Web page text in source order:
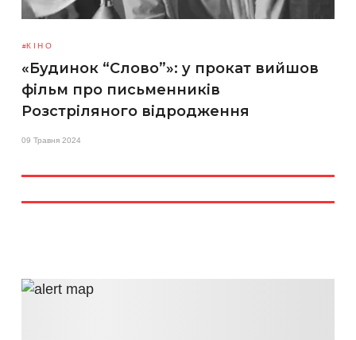
КІНО
«Будинок “Слово”»: у прокат вийшов
фільм про письменників
Розстріляного відродження
09 Травня 2024